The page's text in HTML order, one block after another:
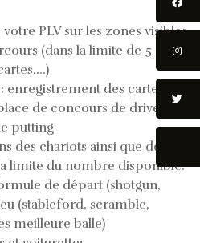
PLV sur les zones visibles
(dans la limite de 5
enregistrement des cartes de
de concours de drive,
putting
des chariots ainsi que des
limite du nombre disponible.
de départ (shotgun,
(stableford, scramble,
meilleure balle)